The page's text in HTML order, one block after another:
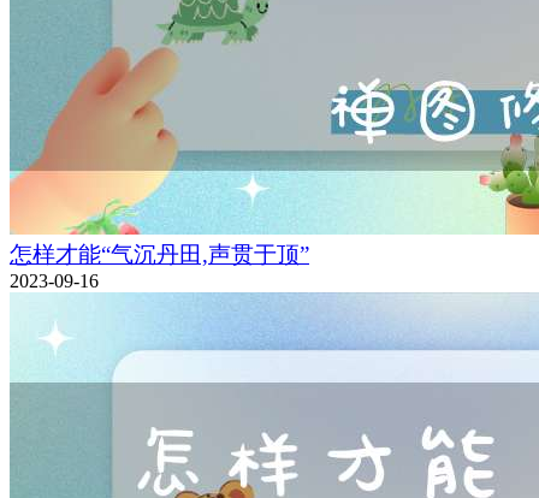
怎样才能“气沉丹田,声贯于顶”
2023-09-16